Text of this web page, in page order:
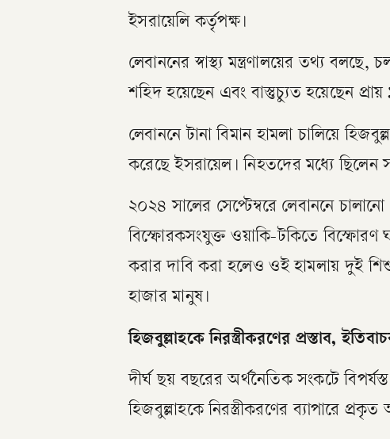
ইসরায়েলি কর্তৃপক্ষ।
লেবাননের স্বাস্থ্য মন্ত্রণালয়ের তথ্য
শহিদ হয়েছেন এবং বাস্তুচ্যুত হয়েছেন
লেবাননে টানা বিমান হামলা চালিয়ে
করেছে ইসরায়েল। নিহতদের মধ্যে ছিলেন
২০২৪ সালের সেপ্টেম্বরে লেবাননে
বিস্ফোরকসংযুক্ত ওয়াকি-টকিতে বিস্ফোরণ
করার দাবি করা হলেও ওই হামলায় দুই
হাজার মানুষ।
হিজবুল্লাহকে নিরস্ত্রীকরণের প্রস্তাব,
দীর্ঘ ছয় বছরের অর্থনৈতিক সংকটে
হিজবুল্লাহকে নিরস্ত্রীকরণের ব্যাপারে প্রকৃত